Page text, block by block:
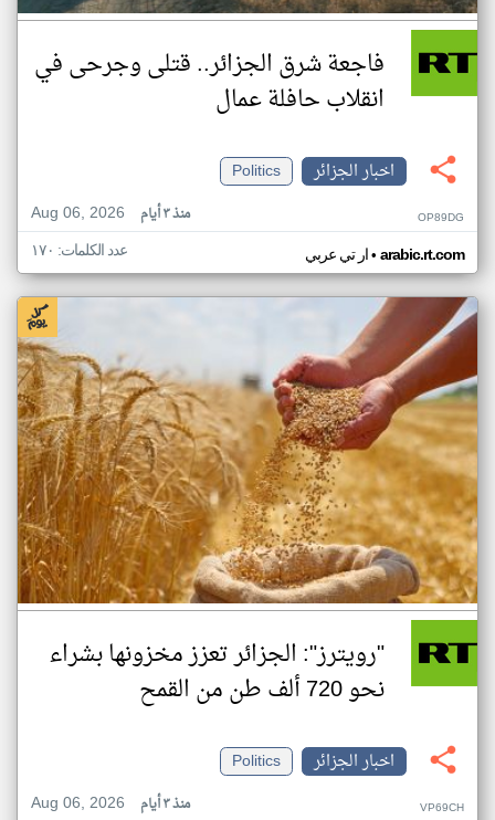
فاجعة شرق الجزائر.. قتلى وجرحى في
انقلاب حافلة عمال
اخبار الجزائر
Politics
Aug 06, 2026
منذ ٣ أيام OP89DG
ار تي عربي• arabic.rt.com عدد الكلمات: ١٧٠
"رويترز": الجزائر تعزز مخزونها بشراء
نحو 720 ألف طن من القمح
اخبار الجزائر
Politics
Aug 06, 2026
منذ ٣ أيام VP69CH